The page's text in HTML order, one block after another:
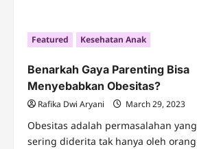
untuk
Mengurangi
Screen
Anak
Featured Kesehatan Anak
Benarkah Gaya Parenting Bisa
Menyebabkan Obesitas?
Rafika Dwi Aryani March 29, 2023
Obesitas adalah permasalahan yang
sering diderita tak hanya oleh orang